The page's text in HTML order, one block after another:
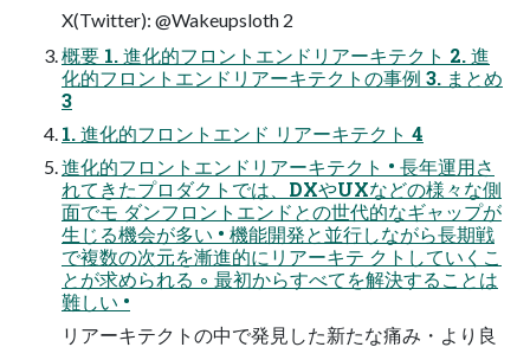
X(Twitter): @Wakeupsloth 2
概要 1. 進化的フロントエンドリアーキテクト 2. 進
化的フロントエンドリアーキテクトの事例 3. まとめ
3
1. 進化的フロントエンド リアーキテクト 4
進化的フロントエンドリアーキテクト • 長年運用さ
れてきたプロダクトでは、DXやUXなどの様々な側
面でモ ダンフロントエンドとの世代的なギャップが
生じる機会が多い • 機能開発と並行しながら長期戦
で複数の次元を漸進的にリアーキテ クトしていくこ
とが求められる ◦ 最初からすべてを解決することは
難しい •
リアーキテクトの中で発見した新たな痛み・より良